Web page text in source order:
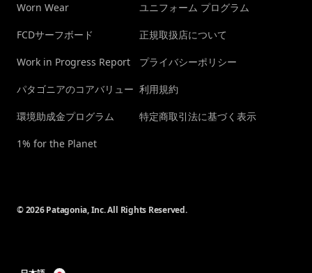
Worn Wear
FCDサーフボード
Work in Progress Report
パタゴニアのコアバリュー
環境助成金プログラム
1% for the Planet
ユニフォーム プログラム
正規取扱店について
プライバシーポリシー
利用規約
特定商取引法に基づく表示
© 2026 Patagonia, Inc. All Rights Reserved.